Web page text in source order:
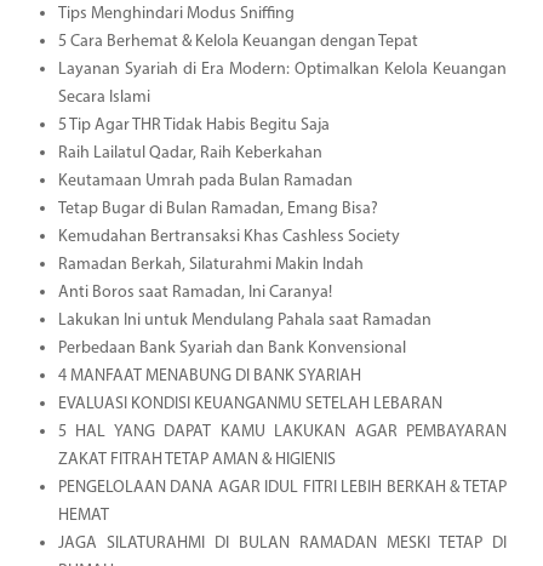
Tips Menghindari Modus Sniffing
5 Cara Berhemat & Kelola Keuangan dengan Tepat
Layanan Syariah di Era Modern: Optimalkan Kelola Keuangan
Secara Islami
5 Tip Agar THR Tidak Habis Begitu Saja
Raih Lailatul Qadar, Raih Keberkahan
Keutamaan Umrah pada Bulan Ramadan
Tetap Bugar di Bulan Ramadan, Emang Bisa?
Kemudahan Bertransaksi Khas Cashless Society
Ramadan Berkah, Silaturahmi Makin Indah
Anti Boros saat Ramadan, Ini Caranya!
Lakukan Ini untuk Mendulang Pahala saat Ramadan
Perbedaan Bank Syariah dan Bank Konvensional
4 MANFAAT MENABUNG DI BANK SYARIAH
EVALUASI KONDISI KEUANGANMU SETELAH LEBARAN
5 HAL YANG DAPAT KAMU LAKUKAN AGAR PEMBAYARAN
ZAKAT FITRAH TETAP AMAN & HIGIENIS
PENGELOLAAN DANA AGAR IDUL FITRI LEBIH BERKAH & TETAP
HEMAT
JAGA SILATURAHMI DI BULAN RAMADAN MESKI TETAP DI